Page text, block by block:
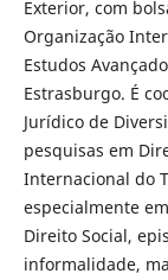
Exterior, com
Organização
Estudos
Estrasburgo. É
Jurídico de
pesquisas em
Internacional do
especialmente
Direito Social,
informalidade,